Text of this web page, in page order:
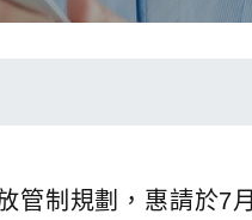
制規劃，惠請於7